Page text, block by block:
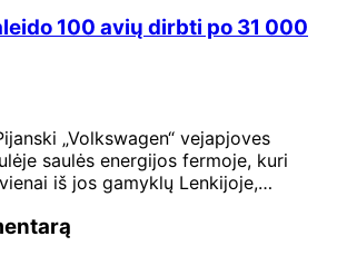
100 avių dirbti po 31 000
„Volkswagen“ vejapjoves
saulės energijos fermoje, kuri
iš jos gamyklų Lenkijoje,…